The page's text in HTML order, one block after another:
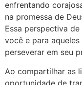
enfrentando
na promessa de
Essa perspectiva
você e para
perseverar em seu
Ao compartilhar as
oportunidade de